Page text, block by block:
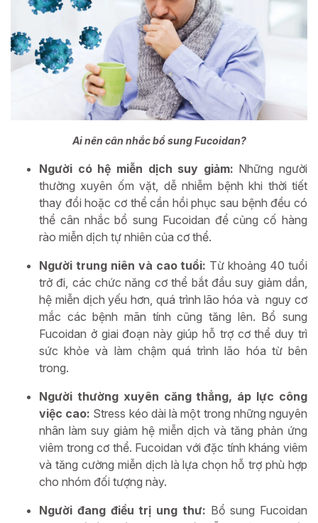
Ai nên cân nhắc bổ sung Fucoidan?
Người có hệ miễn dịch suy giảm: Những người
thường xuyên ốm vặt, dễ nhiễm bệnh khi thời tiết
thay đổi hoặc cơ thể cần hồi phục sau bệnh đều có
thể cân nhắc bổ sung Fucoidan để củng cố hàng
rào miễn dịch tự nhiên của cơ thể.
Người trung niên và cao tuổi: Từ khoảng 40 tuổi
trở đi, các chức năng cơ thể bắt đầu suy giảm dần,
hệ miễn dịch yếu hơn, quá trình lão hóa và nguy cơ
mắc các bệnh mãn tính cũng tăng lên. Bổ sung
Fucoidan ở giai đoạn này giúp hỗ trợ cơ thể duy trì
sức khỏe và làm chậm quá trình lão hóa từ bên
trong.
Người thường xuyên căng thẳng, áp lực công
việc cao: Stress kéo dài là một trong những nguyên
nhân làm suy giảm hệ miễn dịch và tăng phản ứng
viêm trong cơ thể. Fucoidan với đặc tính kháng viêm
và tăng cường miễn dịch là lựa chọn hỗ trợ phù hợp
cho nhóm đối tượng này.
Người đang điều trị ung thư: Bổ sung Fucoidan